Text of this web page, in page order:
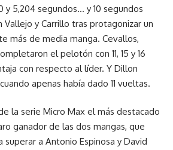
y 5,204 segundos… y 10 segundos
Vallejo y Carrillo tras protagonizar un
más de media manga. Cevallos,
el pelotón con 11, 15 y 16
con respecto al líder. Y Dillon
apenas había dado 11 vueltas.
la serie Micro Max el más destacado
ganador de las dos mangas, que
a Antonio Espinosa y David